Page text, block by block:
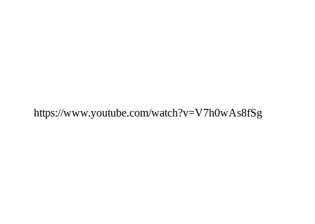
https://www.youtube.com/watch?v=V7h0wAs8fSg